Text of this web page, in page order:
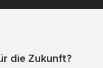
die Zukunft?